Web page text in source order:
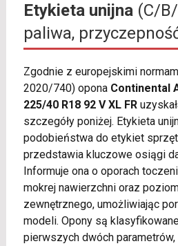
Etykieta unijna(C/B/
paliwa,
Zgodnie z europejskimi
2020/740) opona Continental
225/40 R18 92 V XL FR
szczegóły poniżej. Etykieta
podobieństwa do etykiet
przedstawia kluczowe osiągi
Informuje ona o oporach
mokrej nawierzchni oraz
zewnętrznego, umożliwiając
modeli. Opony są
pierwszych dwóch parametrów,